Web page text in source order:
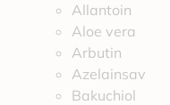
Allantoin
Aloe vera
Arbutin
Azelainsav
Bakuchiol